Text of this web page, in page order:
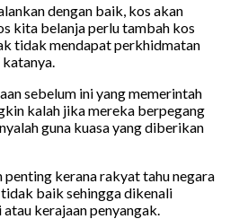
dengan baik, kos akan
kita belanja perlu tambah kos
tidak mendapat perkhidmatan
katanya.
sebelum ini yang memerintah
kalah jika mereka berpegang
guna kuasa yang diberikan
penting kerana rakyat tahu negara
baik sehingga dikenali
kerajaan penyangak.